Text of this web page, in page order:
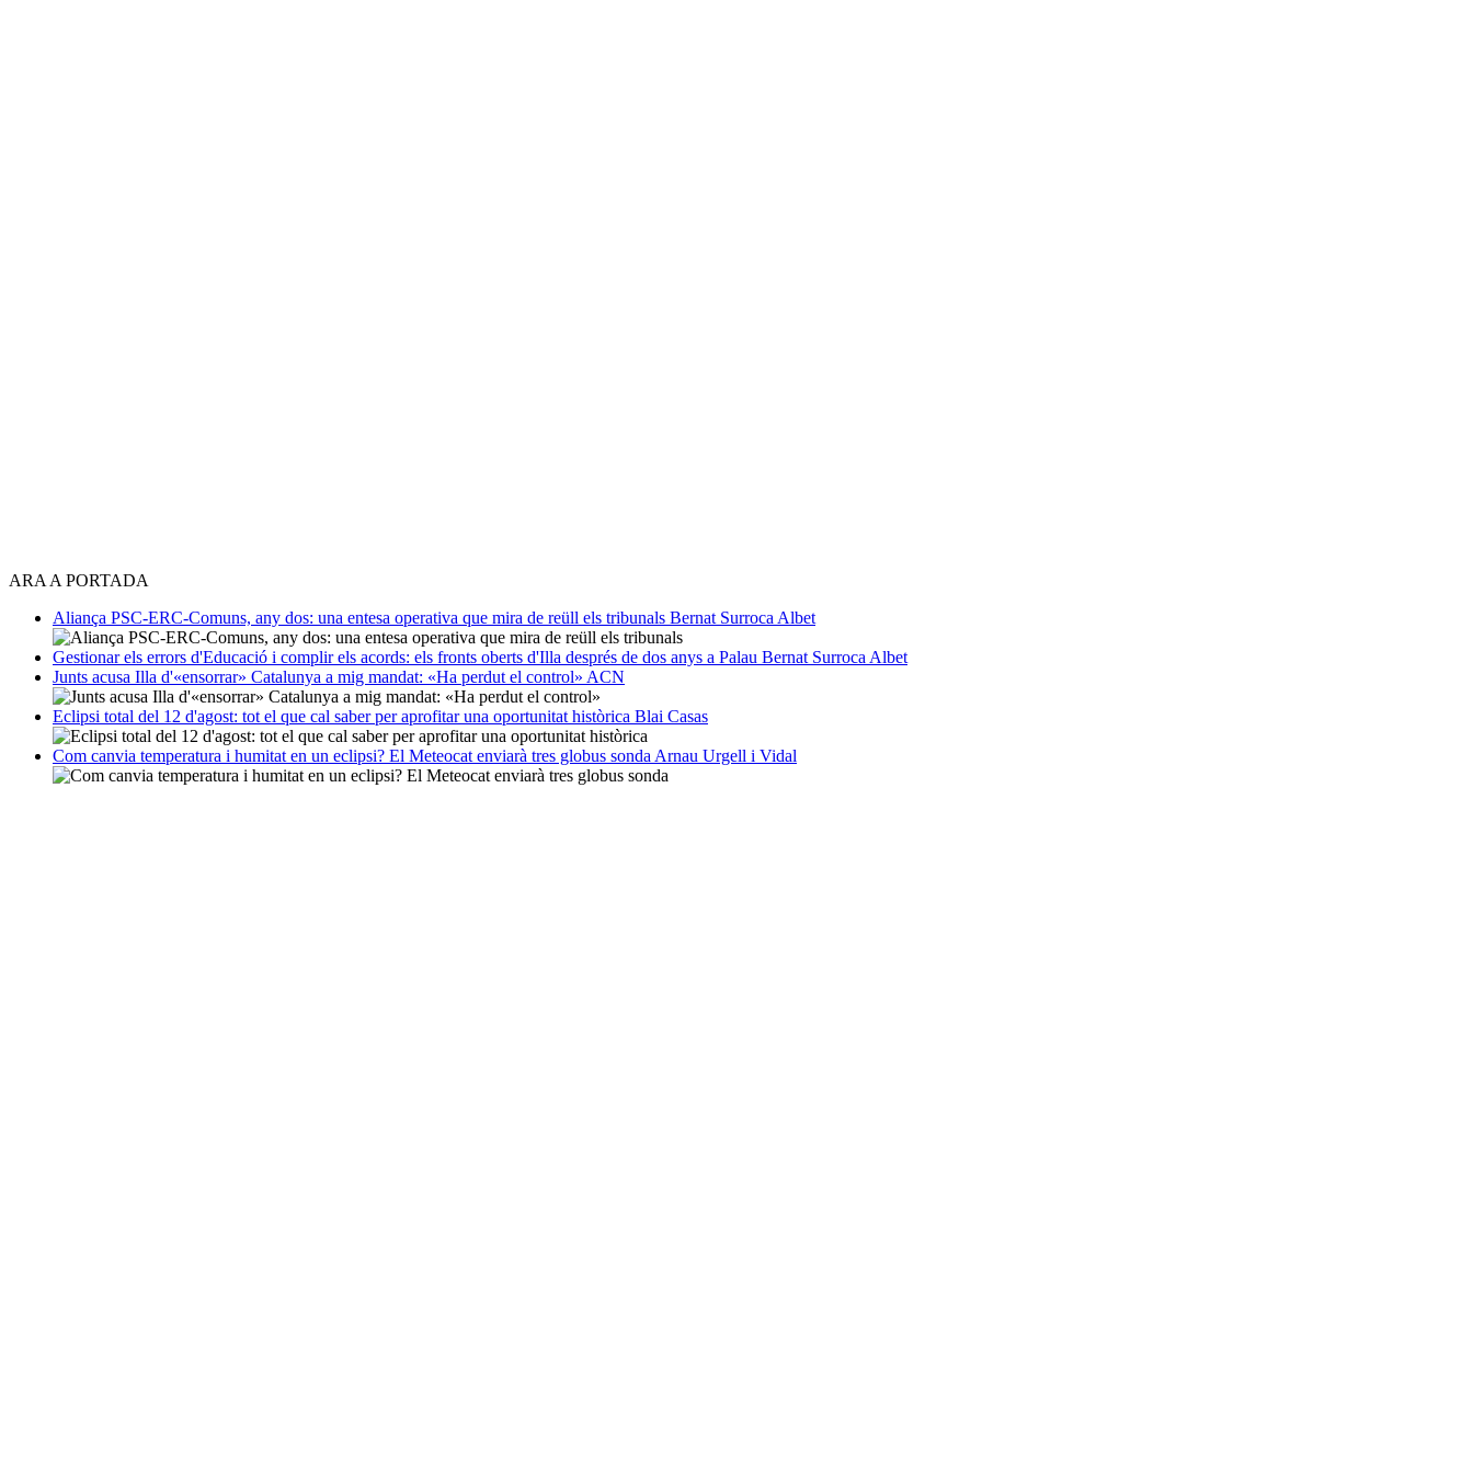
ARA A PORTADA
Aliança PSC-ERC-Comuns, any dos: una entesa operativa que mira de reüll els tribunals Bernat Surroca Albet
Gestionar els errors d'Educació i complir els acords: els fronts oberts d'Illa després de dos anys a Palau Bernat Surroca Albet
Junts acusa Illa d'«ensorrar» Catalunya a mig mandat: «Ha perdut el control» ACN
Eclipsi total del 12 d'agost: tot el que cal saber per aprofitar una oportunitat històrica Blai Casas
Com canvia temperatura i humitat en un eclipsi? El Meteocat enviarà tres globus sonda Arnau Urgell i Vidal